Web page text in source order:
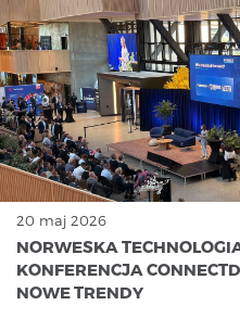
20 maj 2026
NORWESKA
KONFERENCJA
NOWE TRENDY